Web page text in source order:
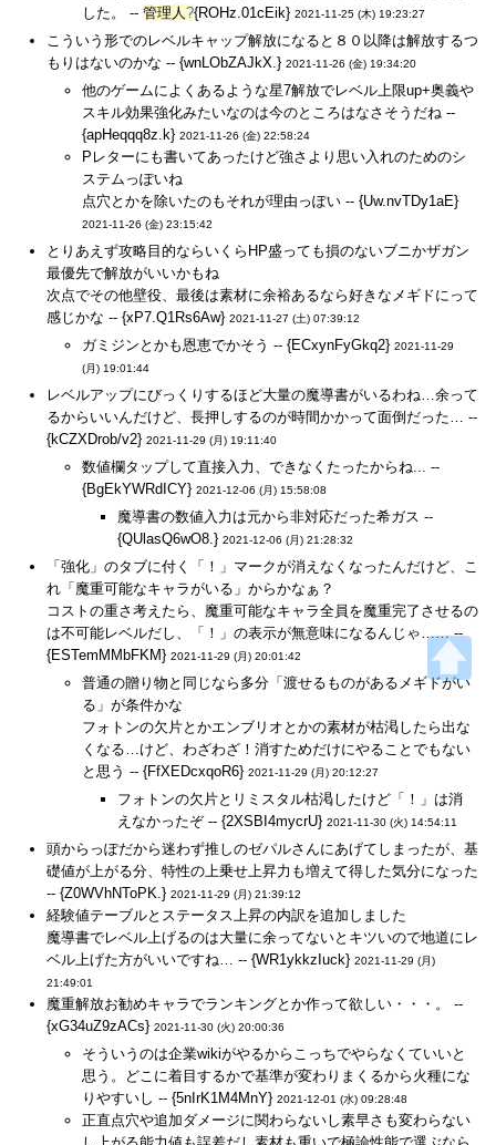
した。 -- 管理人?{ROHz.01cEik} 2021-11-25 (木) 19:23:27
こういう形でのレベルキャップ解放になると８０以降は解放するつ
もりはないのかな -- {wnLObZAJkX.} 2021-11-26 (金) 19:34:20
他のゲームによくあるような星7解放でレベル上限up+奥義や
スキル効果強化みたいなのは今のところはなさそうだね --
{apHeqqq8z.k} 2021-11-26 (金) 22:58:24
Pレターにも書いてあったけど強さより思い入れのためのシ
ステムっぽいね
点穴とかを除いたのもそれが理由っぽい -- {Uw.nvTDy1aE}
2021-11-26 (金) 23:15:42
とりあえず攻略目的ならいくらHP盛っても損のないブニかザガン
最優先で解放がいいかもね
次点でその他壁役、最後は素材に余裕あるなら好きなメギドにって
感じかな -- {xP7.Q1Rs6Aw} 2021-11-27 (土) 07:39:12
ガミジンとかも恩恵でかそう -- {ECxynFyGkq2} 2021-11-29
(月) 19:01:44
レベルアップにびっくりするほど大量の魔導書がいるわね…余って
るからいいんだけど、長押しするのが時間かかって面倒だった… --
{kCZXDrob/v2} 2021-11-29 (月) 19:11:40
数値欄タップして直接入力、できなくたったからね... --
{BgEkYWRdICY} 2021-12-06 (月) 15:58:08
魔導書の数値入力は元から非対応だった希ガス --
{QUlasQ6wO8.} 2021-12-06 (月) 21:28:32
「強化」のタブに付く「！」マークが消えなくなったんだけど、こ
れ「魔重可能なキャラがいる」からかなぁ？
コストの重さ考えたら、魔重可能なキャラ全員を魔重完了させるの
は不可能レベルだし、「！」の表示が無意味になるんじゃ…… --
{ESTemMMbFKM} 2021-11-29 (月) 20:01:42
普通の贈り物と同じなら多分「渡せるものがあるメギドがい
る」が条件かな
フォトンの欠片とかエンブリオとかの素材が枯渇したら出な
くなる…けど、わざわざ！消すためだけにやることでもない
と思う -- {FfXEDcxqoR6} 2021-11-29 (月) 20:12:27
フォトンの欠片とリミスタル枯渇したけど「！」は消
えなかったぞ -- {2XSBI4mycrU} 2021-11-30 (火) 14:54:11
頭からっぽだから迷わず推しのゼパルさんにあげてしまったが、基
礎値が上がる分、特性の上乗せ上昇力も増えて得した気分になった
-- {Z0WVhNToPK.} 2021-11-29 (月) 21:39:12
経験値テーブルとステータス上昇の内訳を追加しました
魔導書でレベル上げるのは大量に余ってないとキツいので地道にレ
ベル上げた方がいいですね… -- {WR1ykkzIuck} 2021-11-29 (月)
21:49:01
魔重解放お勧めキャラでランキングとか作って欲しい・・・。 --
{xG34uZ9zACs} 2021-11-30 (火) 20:00:36
そういうのは企業wikiがやるからこっちでやらなくていいと
思う。どこに着目するかで基準が変わりまくるから火種にな
りやすいし -- {5nIrK1M4MnY} 2021-12-01 (水) 09:28:48
正直点穴や追加ダメージに関わらないし素早さも変わらない